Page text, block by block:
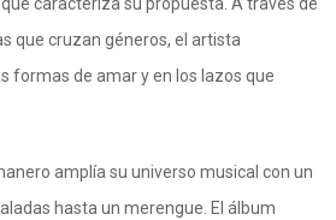
que cruzan géneros, el artista
formas de amar y en los lazos que
amplía su universo musical con un
hasta un merengue. El álbum